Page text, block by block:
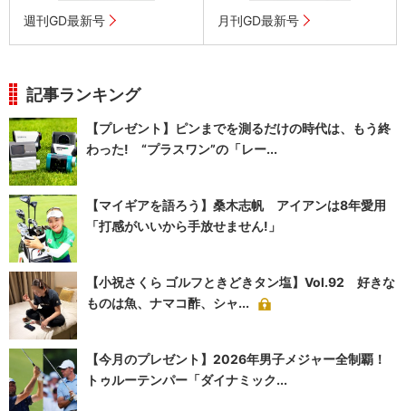
週刊GD最新号 月刊GD最新号
記事ランキング
【プレゼント】ピンまでを測るだけの時代は、もう終
わった! “プラスワン”の「レー...
【マイギアを語ろう】桑木志帆 アイアンは8年愛用
「打感がいいから手放せません!」
【小祝さくら ゴルフときどきタン塩】Vol.92 好きな
ものは魚、ナマコ酢、シャ...
【今月のプレゼント】2026年男子メジャー全制覇！
トゥルーテンパー「ダイナミック...